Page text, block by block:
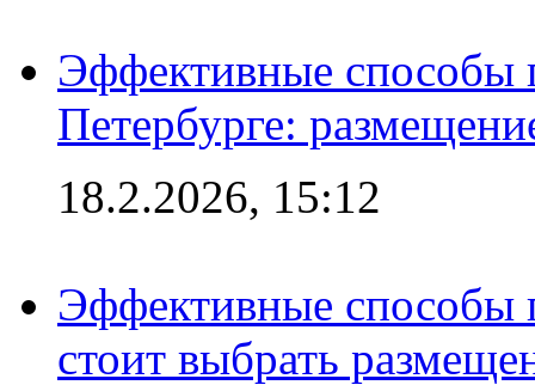
Эффективные способы
Петербурге:
18.2.2026, 15:12
Эффективные способы
стоит выбрать